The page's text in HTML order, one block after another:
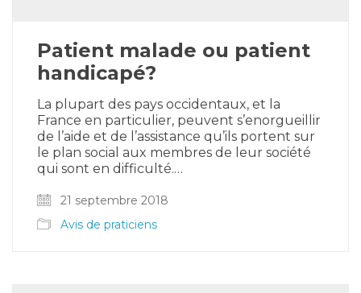
Patient malade ou patient
handicapé?
La plupart des pays occidentaux, et la
France en particulier, peuvent s’enorgueillir
de l’aide et de l’assistance qu’ils portent sur
le plan social aux membres de leur société
qui sont en difficulté.…
21 septembre 2018
Avis de praticiens